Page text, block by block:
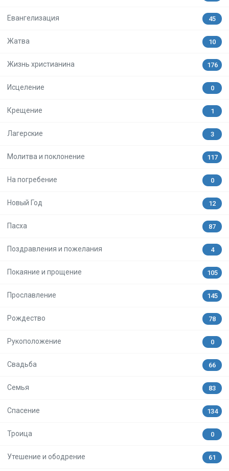
Евангелизация 45
Жатва 10
Жизнь христианина 176
Исцеление 0
Крещение 1
Лагерские 3
Молитва и поклонение 117
На погребение 0
Новый Год 12
Пасха 87
Поздравления и пожелания 4
Покаяние и прощение 105
Прославление 145
Рождество 78
Рукоположение 0
Свадьба 66
Семья 83
Спасение 134
Троица 0
Утешение и ободрение 61